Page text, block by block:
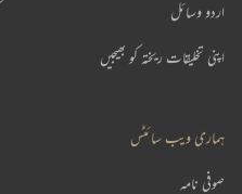
اردو وسائل
اپنی تخلیقات ریختہ کو بھیجیں
ہماری ویب سائٹس
صوفی نامہ